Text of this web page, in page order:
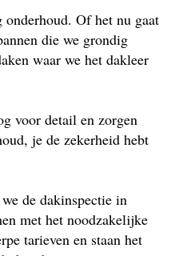
Of het nu gaat
die we grondig
waar we het dakleer
voor detail en zorgen
je de zekerheid hebt
de dakinspectie in
met het noodzakelijke
tarieven en staan het